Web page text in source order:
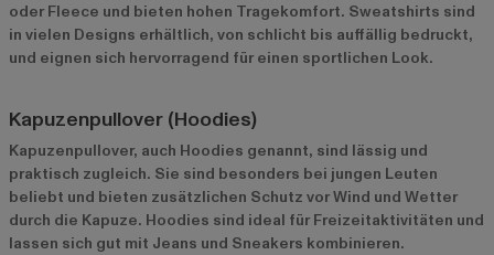
oder Fleece und bieten hohen Tragekomfort. Sweatshirts sind
in vielen Designs erhältlich, von schlicht bis auffällig bedruckt,
und eignen sich hervorragend für einen sportlichen Look.
Kapuzenpullover (Hoodies)
Kapuzenpullover, auch Hoodies genannt, sind lässig und
praktisch zugleich. Sie sind besonders bei jungen Leuten
beliebt und bieten zusätzlichen Schutz vor Wind und Wetter
durch die Kapuze. Hoodies sind ideal für Freizeitaktivitäten und
lassen sich gut mit Jeans und Sneakers kombinieren.